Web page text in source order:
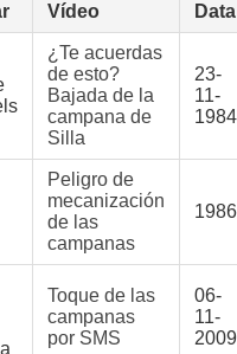
Vídeo Data
¿Te acuerdas
de esto?
Bajada de la
campana de
Silla
23-
11-
1984
Peligro de
mecanización
de las
campanas
1986
Toque de las
campanas
por SMS
06-
11-
2009